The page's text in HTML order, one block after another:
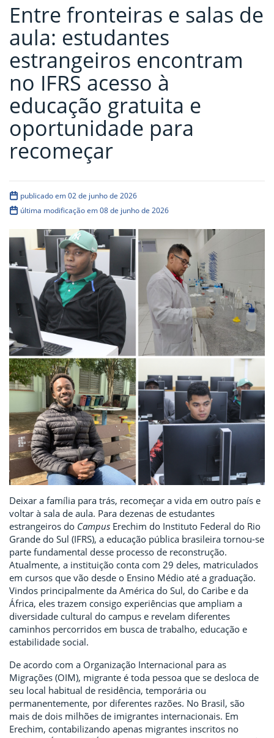
Entre fronteiras e salas de
aula: estudantes
estrangeiros encontram
no IFRS acesso à
educação gratuita e
oportunidade para
recomeçar
publicado em 02 de junho de 2026
última modificação em 08 de junho de 2026
Deixar a família para trás, recomeçar a vida em outro país e
voltar à sala de aula. Para dezenas de estudantes
estrangeiros do Campus Erechim do Instituto Federal do Rio
Grande do Sul (IFRS), a educação pública brasileira tornou-se
parte fundamental desse processo de reconstrução.
Atualmente, a instituição conta com 29 deles, matriculados
em cursos que vão desde o Ensino Médio até a graduação.
Vindos principalmente da América do Sul, do Caribe e da
África, eles trazem consigo experiências que ampliam a
diversidade cultural do campus e revelam diferentes
caminhos percorridos em busca de trabalho, educação e
estabilidade social.
De acordo com a Organização Internacional para as
Migrações (OIM), migrante é toda pessoa que se desloca de
seu local habitual de residência, temporária ou
permanentemente, por diferentes razões. No Brasil, são
mais de dois milhões de imigrantes internacionais. Em
Erechim, contabilizando apenas migrantes inscritos no